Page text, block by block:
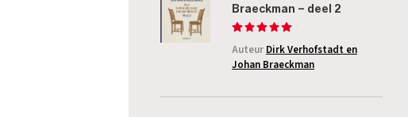
Braeckman – deel 2
Auteur Dirk Verhofstadt en
Johan Braeckman